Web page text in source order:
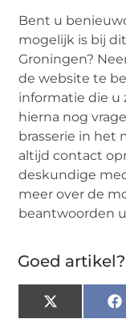
Bent u
mogelijk is bij
Groningen?
de website te
informatie die u
hierna nog
brasserie in het
altijd contact
deskundige
meer over de
beantwoorden
Goed
X
(Twitter)